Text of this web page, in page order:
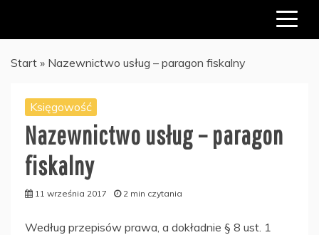
Start » Nazewnictwo usług – paragon fiskalny
Księgowość
Nazewnictwo usług – paragon
fiskalny
11 września 2017 2 min czytania
Według przepisów prawa, a dokładnie § 8 ust. 1